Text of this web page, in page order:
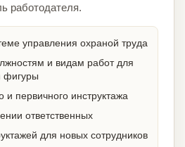
работодателя.
управления охраной труда
и видам работ для
фигуры
и первичного инструктажа
ответственных
для новых сотрудников